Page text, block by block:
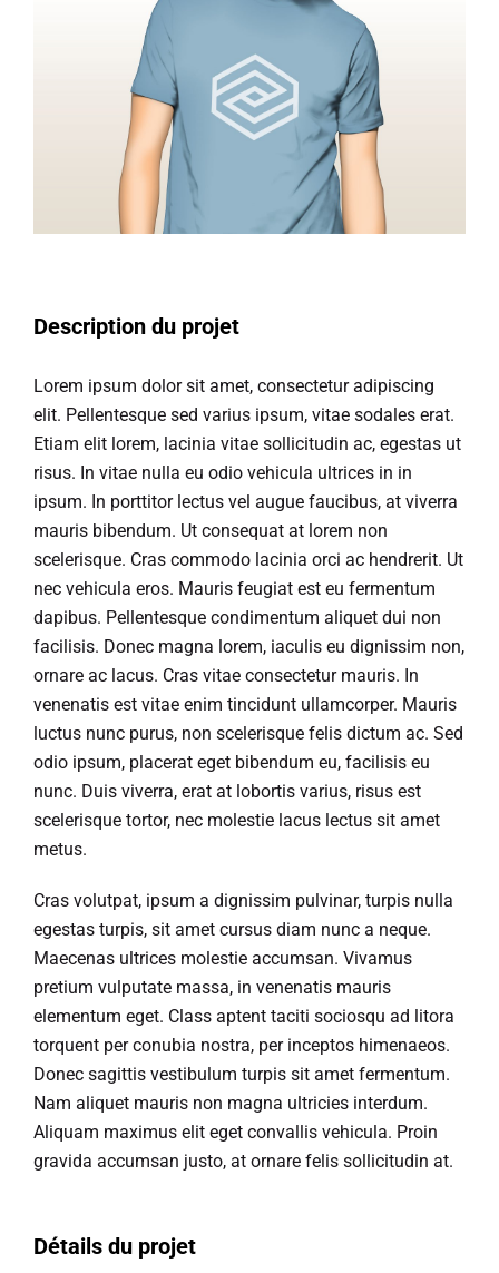
Description du projet
Lorem ipsum dolor sit amet, consectetur adipiscing
elit. Pellentesque sed varius ipsum, vitae sodales erat.
Etiam elit lorem, lacinia vitae sollicitudin ac, egestas ut
risus. In vitae nulla eu odio vehicula ultrices in in
ipsum. In porttitor lectus vel augue faucibus, at viverra
mauris bibendum. Ut consequat at lorem non
scelerisque. Cras commodo lacinia orci ac hendrerit. Ut
nec vehicula eros. Mauris feugiat est eu fermentum
dapibus. Pellentesque condimentum aliquet dui non
facilisis. Donec magna lorem, iaculis eu dignissim non,
ornare ac lacus. Cras vitae consectetur mauris. In
venenatis est vitae enim tincidunt ullamcorper. Mauris
luctus nunc purus, non scelerisque felis dictum ac. Sed
odio ipsum, placerat eget bibendum eu, facilisis eu
nunc. Duis viverra, erat at lobortis varius, risus est
scelerisque tortor, nec molestie lacus lectus sit amet
metus.
Cras volutpat, ipsum a dignissim pulvinar, turpis nulla
egestas turpis, sit amet cursus diam nunc a neque.
Maecenas ultrices molestie accumsan. Vivamus
pretium vulputate massa, in venenatis mauris
elementum eget. Class aptent taciti sociosqu ad litora
torquent per conubia nostra, per inceptos himenaeos.
Donec sagittis vestibulum turpis sit amet fermentum.
Nam aliquet mauris non magna ultricies interdum.
Aliquam maximus elit eget convallis vehicula. Proin
gravida accumsan justo, at ornare felis sollicitudin at.
Détails du projet